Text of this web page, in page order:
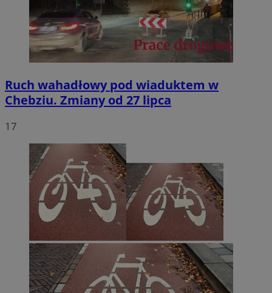
Ruch wahadłowy pod wiaduktem w
Chebziu. Zmiany od 27 lipca
17